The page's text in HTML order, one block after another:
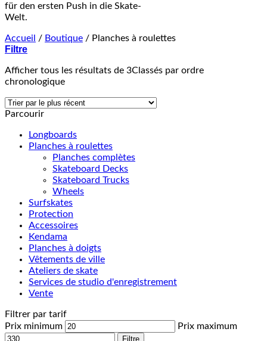
für den ersten Push in die Skate-
Welt.
Accueil / Boutique / Planches à roulettes
Filtre
Afficher tous les résultats de 3Classés par ordre
chronologique
Parcourir
Longboards
Planches à roulettes
Planches complètes
Skateboard Decks
Skateboard Trucks
Wheels
Surfskates
Protection
Accessoires
Kendama
Planches à doigts
Vêtements de ville
Ateliers de skate
Services de studio d'enregistrement
Vente
Filtrer par tarif
Prix minimum
Prix maximum
Filtre